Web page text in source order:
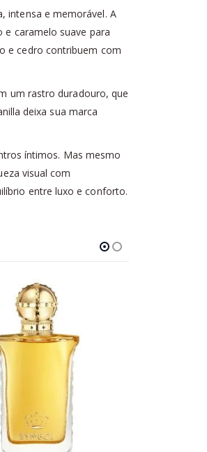
intensa e memorável. A
caramelo suave para
e cedro contribuem com
um rastro duradouro, que
deixa sua marca
íntimos. Mas mesmo
visual com
entre luxo e conforto.